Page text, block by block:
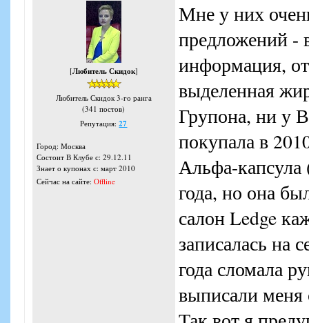
[Любитель Скидок]
Любитель Скидок 3-го ранга
(341 постов)
Репутация:27
Город: Москва
Состоит В Клубе с: 29.12.11
Знает о купонах с: март 2010
Сейчас на сайте: Offline
Мне у них
предложений -
информация,
выделенная
Групона, ни у
покупала в
Альфа-капсула
года, но она
салон Ledge
записалась на
года сломала
выписали меня